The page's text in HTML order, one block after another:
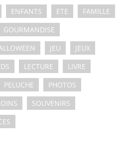
ENFANTS ETE
FAMILLE
GOURMANDISE
JEU
JEUX
LECTURE
LIVRE
PELUCHE
PHOTOS
SOUVENIRS